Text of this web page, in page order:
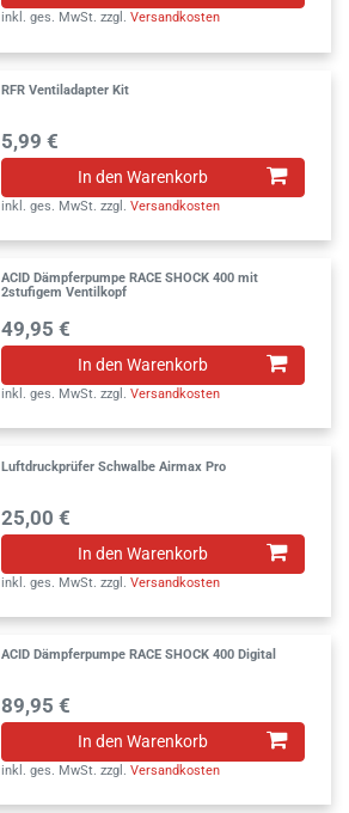
inkl. ges. MwSt. zzgl.Versandkosten
RFR Ventiladapter Kit
5,99 €
In den Warenkorb
inkl. ges. MwSt. zzgl.Versandkosten
ACID Dämpferpumpe RACE SHOCK 400 mit
2stufigem Ventilkopf
49,95 €
In den Warenkorb
inkl. ges. MwSt. zzgl.Versandkosten
Luftdruckprüfer Schwalbe Airmax Pro
25,00 €
In den Warenkorb
inkl. ges. MwSt. zzgl.Versandkosten
ACID Dämpferpumpe RACE SHOCK 400 Digital
89,95 €
In den Warenkorb
inkl. ges. MwSt. zzgl.Versandkosten